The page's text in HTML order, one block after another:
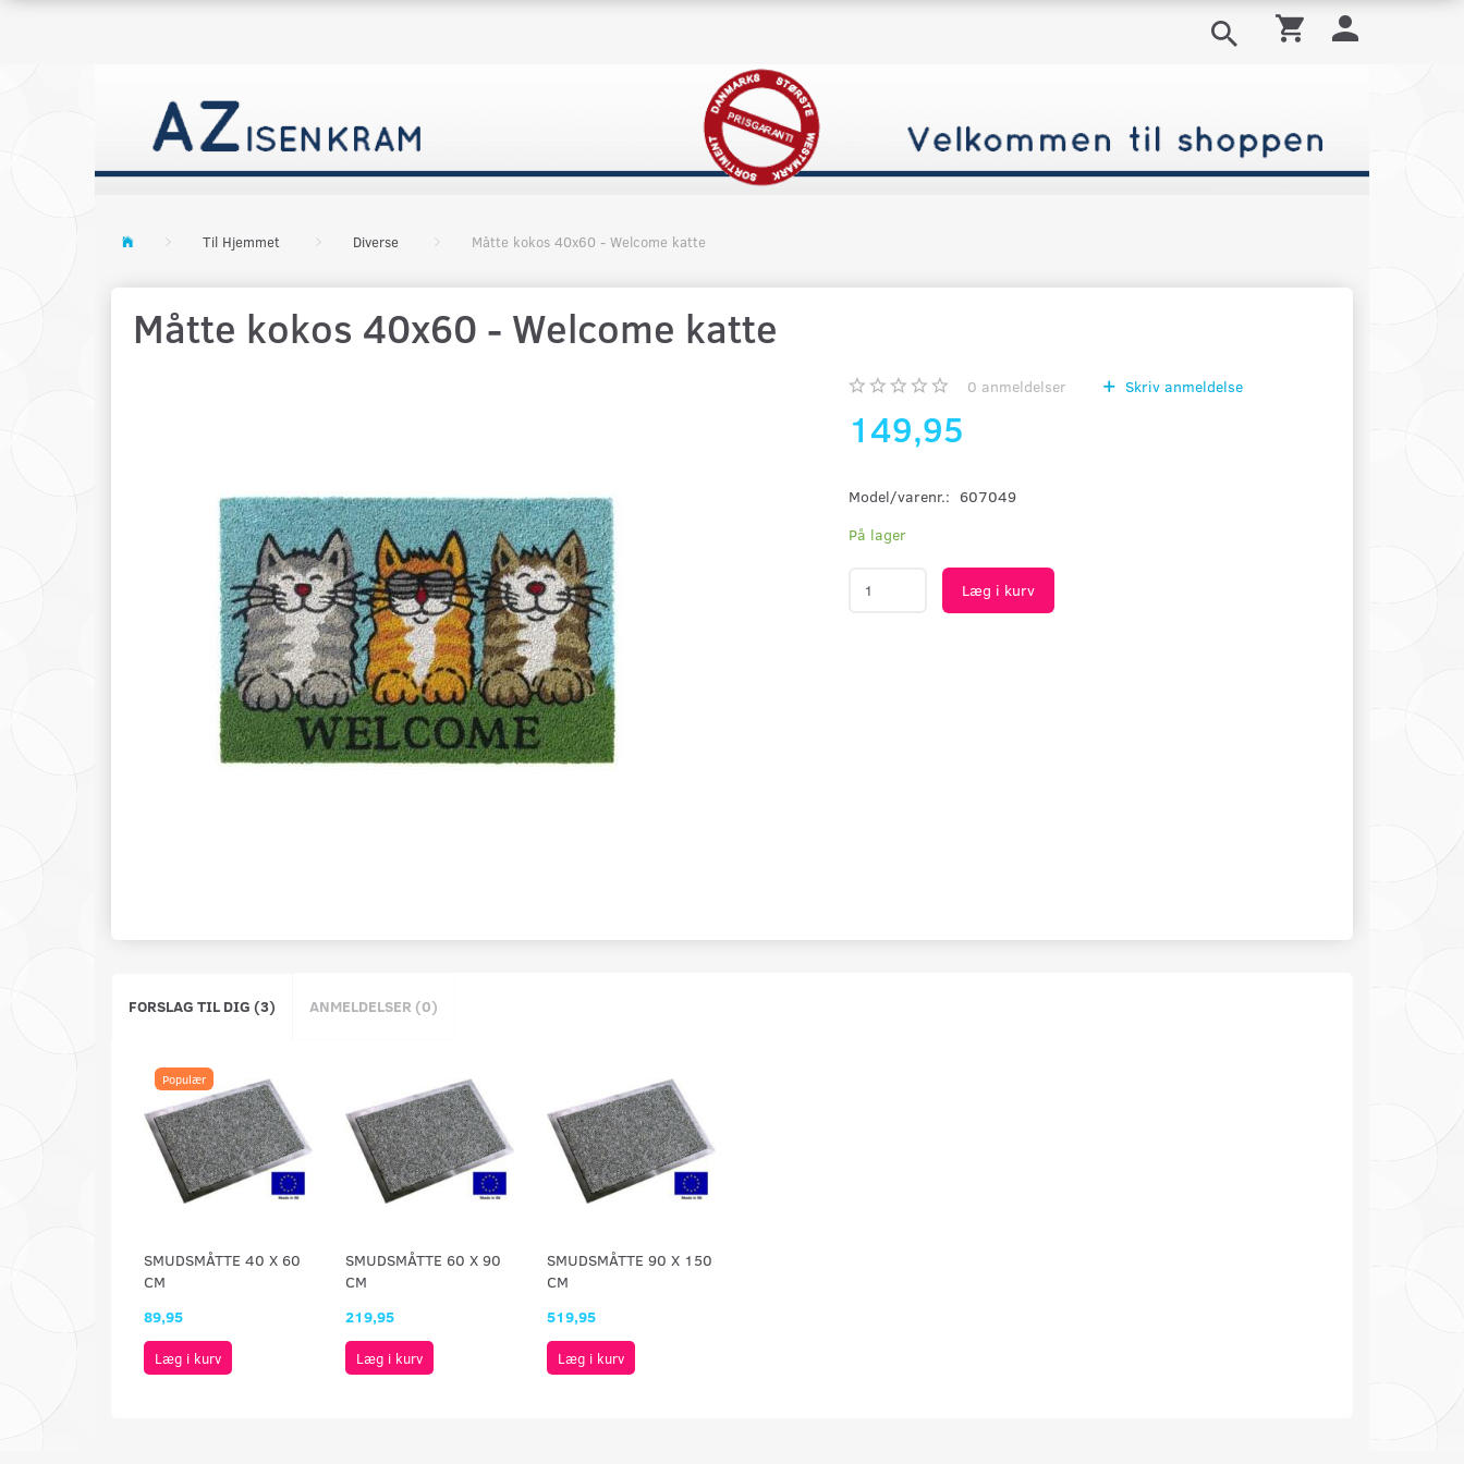
Til Hjemmet Diverse Måtte kokos 40x60 - Welcome katte
Måtte kokos 40x60 - Welcome katte
0 anmeldelser Skriv anmeldelse
149,95
Model/varenr.: 607049
På lager
Læg i kurv
FORSLAG TIL DIG (3) ANMELDELSER (0)
Populær
SMUDSMÅTTE 40 X 60
CM
89,95
Læg i kurv
SMUDSMÅTTE 60 X 90
CM
219,95
Læg i kurv
SMUDSMÅTTE 90 X 150
CM
519,95
Læg i kurv